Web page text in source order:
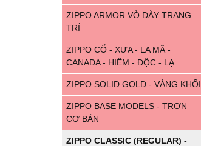
ZIPPO ARMOR VỎ DÀY TRANG
TRÍ
ZIPPO CỔ - XƯA - LA MÃ -
CANADA - HIẾM - ĐỘC - LẠ
ZIPPO SOLID GOLD - VÀNG KHỐI
ZIPPO BASE MODELS - TRƠN
CƠ BẢN
ZIPPO CLASSIC (REGULAR) -